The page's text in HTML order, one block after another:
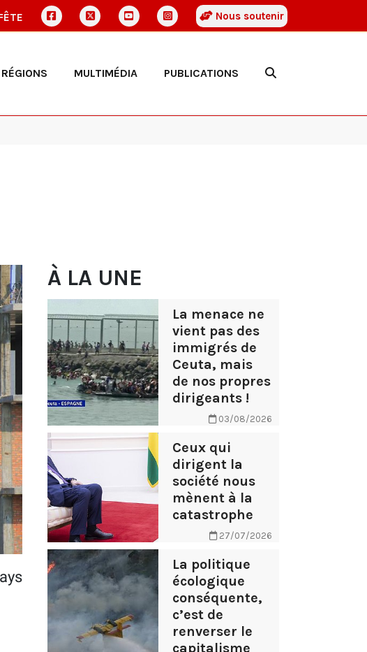
Nous soutenir
MULTIMÉDIA PUBLICATIONS
À LA UNE
La menace ne
vient pas des
immigrés de
Ceuta, mais
de nos propres
dirigeants !
03/08/2026
Ceux qui
dirigent la
société nous
mènent à la
catastrophe
27/07/2026
La politique
écologique
conséquente,
c’est de
renverser le
capitalisme